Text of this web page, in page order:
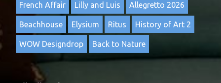
French Affair Lilly and Luis Allegretto 2026
Beachhouse Elysium Ritus History of Art 2
WOW Designdrop Back to Nature